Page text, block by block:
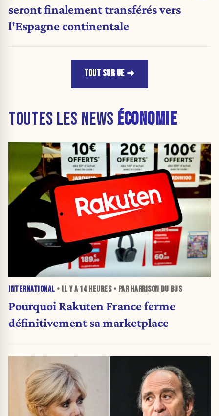
seront finalement transférés vers
l'Espagne continentale
TOUT SUR UE
TOUTES LES NEWS ÉCONOMIE
INTERNATIONAL • IL Y A 14 HEURES• PAR HARRISON DU BUS
Pourquoi Rakuten France ferme
définitivement sa marketplace